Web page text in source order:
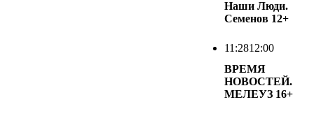
Наши Люди.
Семенов 12+
11:2812:00
ВРЕМЯ
НОВОСТЕЙ.
МЕЛЕУЗ 16+